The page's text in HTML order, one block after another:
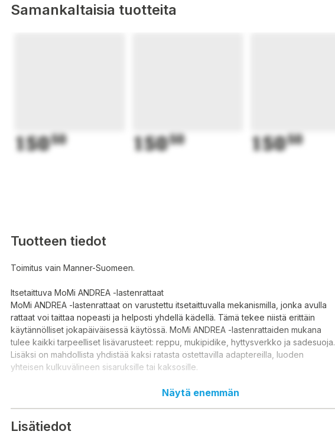
Samankaltaisia tuotteita
15050 15050 15050
Tuotteen tiedot
Toimitus vain Manner-Suomeen.
Itsetaittuva MoMi ANDREA -lastenrattaat
MoMi ANDREA -lastenrattaat on varustettu itsetaittuvalla mekanismilla, jonka avulla
rattaat voi taittaa nopeasti ja helposti yhdellä kädellä. Tämä tekee niistä erittäin
käytännölliset jokapäiväisessä käytössä. MoMi ANDREA -lastenrattaiden mukana
tulee kaikki tarpeelliset lisävarusteet: reppu, mukipidike, hyttysverkko ja sadesuoja.
Lisäksi on mahdollista yhdistää kaksi ratasta ostettavilla adaptereilla, luoden
yhteisen kulkuvälineen sisaruksille tai kaksosille.
• MoMi ANDREA -lastenrattaiden ominaisuudet:
o Tukevat, puhkeamattomasta EVA-vaahtomuovista valmistetut pyörät (edessä
Näytä enemmän
Lisätiedot